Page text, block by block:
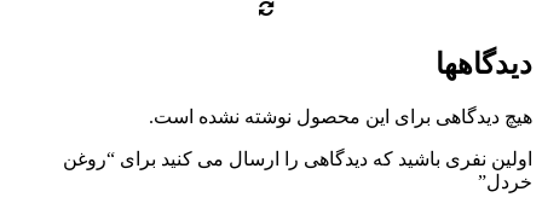
دیدگاهها
هیچ دیدگاهی برای این محصول نوشته نشده است.
اولین نفری باشید که دیدگاهی را ارسال می کنید برای “روغن
خردل”